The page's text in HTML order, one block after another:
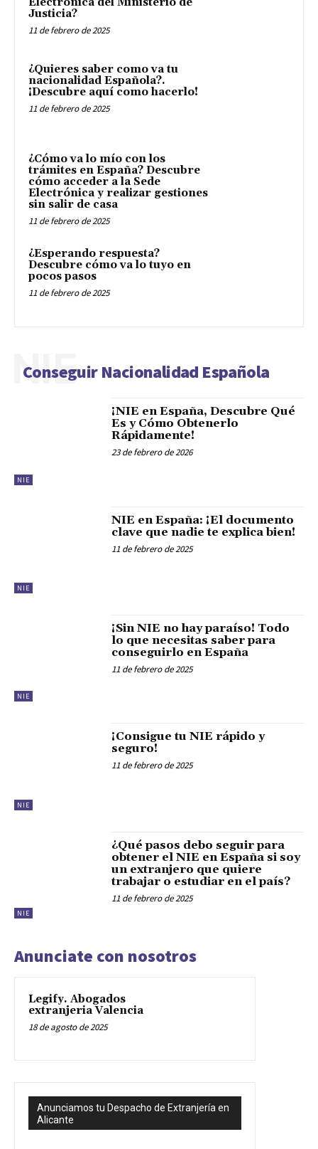
Justicia?
11 de febrero de 2025
¿Quieres saber como va tu
nacionalidad Española?.
¡Descubre aquí como hacerlo!
11 de febrero de 2025
¿Cómo va lo mío con los
trámites en España? Descubre
cómo acceder a la Sede
Electrónica y realizar gestiones
sin salir de casa
11 de febrero de 2025
¿Esperando respuesta?
Descubre cómo va lo tuyo en
pocos pasos
11 de febrero de 2025
Conseguir Nacionalidad Española
NIE
NIE
¡NIE en España, Descubre Qué
Es y Cómo Obtenerlo
Rápidamente!
23 de febrero de 2026
NIE
NIE en España: ¡El documento
clave que nadie te explica bien!
11 de febrero de 2025
NIE
¡Sin NIE no hay paraíso! Todo
lo que necesitas saber para
conseguirlo en España
11 de febrero de 2025
NIE
¡Consigue tu NIE rápido y
seguro!
11 de febrero de 2025
NIE
¿Qué pasos debo seguir para
obtener el NIE en España si soy
un extranjero que quiere
trabajar o estudiar en el país?
11 de febrero de 2025
Anunciate con nosotros
Legify. Abogados
extranjeria Valencia
18 de agosto de 2025
Anunciamos tu Despacho de Extranjería en
Alicante